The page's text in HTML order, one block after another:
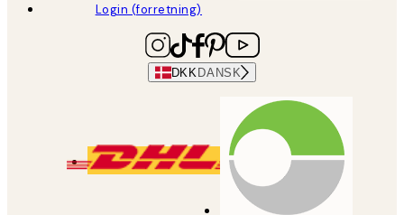
Login (forretning)
DKK DANSK